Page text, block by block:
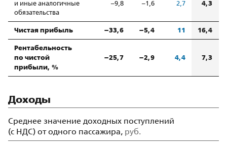
и иные аналогичные
обязательства
–9,8 –1,6 2,7 4,3
Чистая прибыль –33,6 –5,4 11 16,4
Рентабельность
по чистой
прибыли, %
–25,7 –2,9 4,4 7,3
Доходы
Среднее значение доходных поступлений
(с НДС) от одного пассажира, руб.